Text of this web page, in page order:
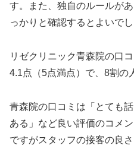
す。また、独自のルールが
っかりと確認するとよいでし
リゼクリニック青森院の口
4.1点（5点満点）で、8割の
青森院の口コミは「とても
ある」など良い評価のコメ
ですがスタッフの接客の良